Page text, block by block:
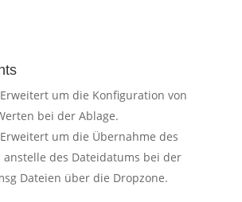
Erweitert um die Konfiguration von
bei der Ablage.
Erweitert um die Übernahme des
anstelle des Dateidatums bei der
Dateien über die Dropzone.